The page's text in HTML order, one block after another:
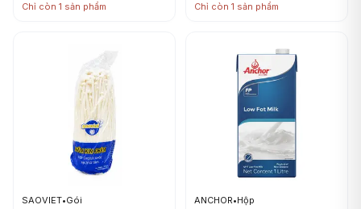
Chỉ còn 1 sản phẩm Chỉ còn 1 sản phẩm
SAOVIET•Gói ANCHOR•Hộp